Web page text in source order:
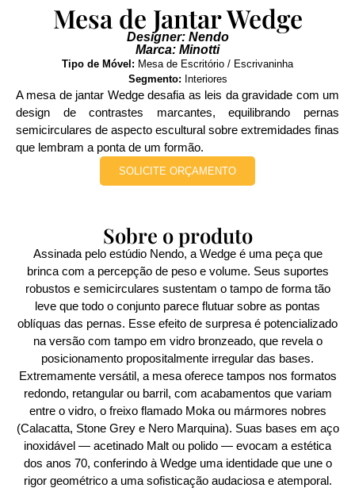
Mesa de Jantar Wedge
Designer: Nendo
Marca: Minotti
Tipo de Móvel: Mesa de Escritório / Escrivaninha
Segmento: Interiores
A mesa de jantar Wedge desafia as leis da gravidade com um
design de contrastes marcantes, equilibrando pernas
semicirculares de aspecto escultural sobre extremidades finas
que lembram a ponta de um formão.
SOLICITE ORÇAMENTO
Sobre o produto
Assinada pelo estúdio Nendo, a Wedge é uma peça que
brinca com a percepção de peso e volume. Seus suportes
robustos e semicirculares sustentam o tampo de forma tão
leve que todo o conjunto parece flutuar sobre as pontas
oblíquas das pernas. Esse efeito de surpresa é potencializado
na versão com tampo em vidro bronzeado, que revela o
posicionamento propositalmente irregular das bases.
Extremamente versátil, a mesa oferece tampos nos formatos
redondo, retangular ou barril, com acabamentos que variam
entre o vidro, o freixo flamado Moka ou mármores nobres
(Calacatta, Stone Grey e Nero Marquina). Suas bases em aço
inoxidável — acetinado Malt ou polido — evocam a estética
dos anos 70, conferindo à Wedge uma identidade que une o
rigor geométrico a uma sofisticação audaciosa e atemporal.